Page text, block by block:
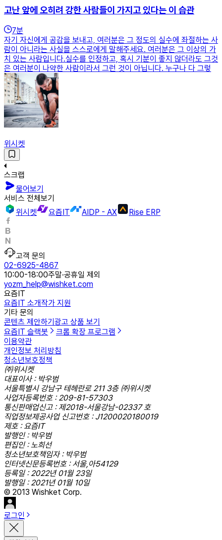
고난 앞에 오히려 강한 사람들이 가지고 있다는 이 습관
7분
자기 자신에게 공감을 보내고, 여러분은 그 정도의 실수에 좌절하는 사
람이 아니라는 사실을 스스로에게 말해주세요. 여러분은 그 이상의 가
치 있는 사람입니다.실수를 인정하고, 혹시 기분이 좋지 않더라도 그것
은 여러분이 나약한 사람이라서 그런 것이 아닙니다. 누구나 다 그렇
위시켓
스크랩
물어보기
서비스 전체보기
위시켓
요즘IT AIDP - AX Rise ERP
고객 문의
02-6925-4867
10:00-18:00주말·공휴일 제외
yozm_help@wishket.com
요즘IT
요즘IT 소개작가 지원
기타 문의
콘텐츠 제안하기 광고 상품 보기
요즘IT 슬랙봇
크롬 확장 프로그램
이용약관
개인정보 처리방침
청소년보호정책
㈜위시켓
대표이사 : 박우범
서울특별시 강남구 테헤란로 211 3층 ㈜위시켓
사업자등록번호 : 209-81-57303
통신판매업신고 : 제2018-서울강남-02337 호
직업정보제공사업 신고번호 : J1200020180019
제호 : 요즘IT
발행인 : 박우범
편집인 : 노희선
청소년보호책임자 : 박우범
인터넷신문등록번호 : 서울,아54129
등록일 : 2022년 01월 23일
발행일 : 2021년 01월 10일
© 2013 Wishket Corp.
로그인